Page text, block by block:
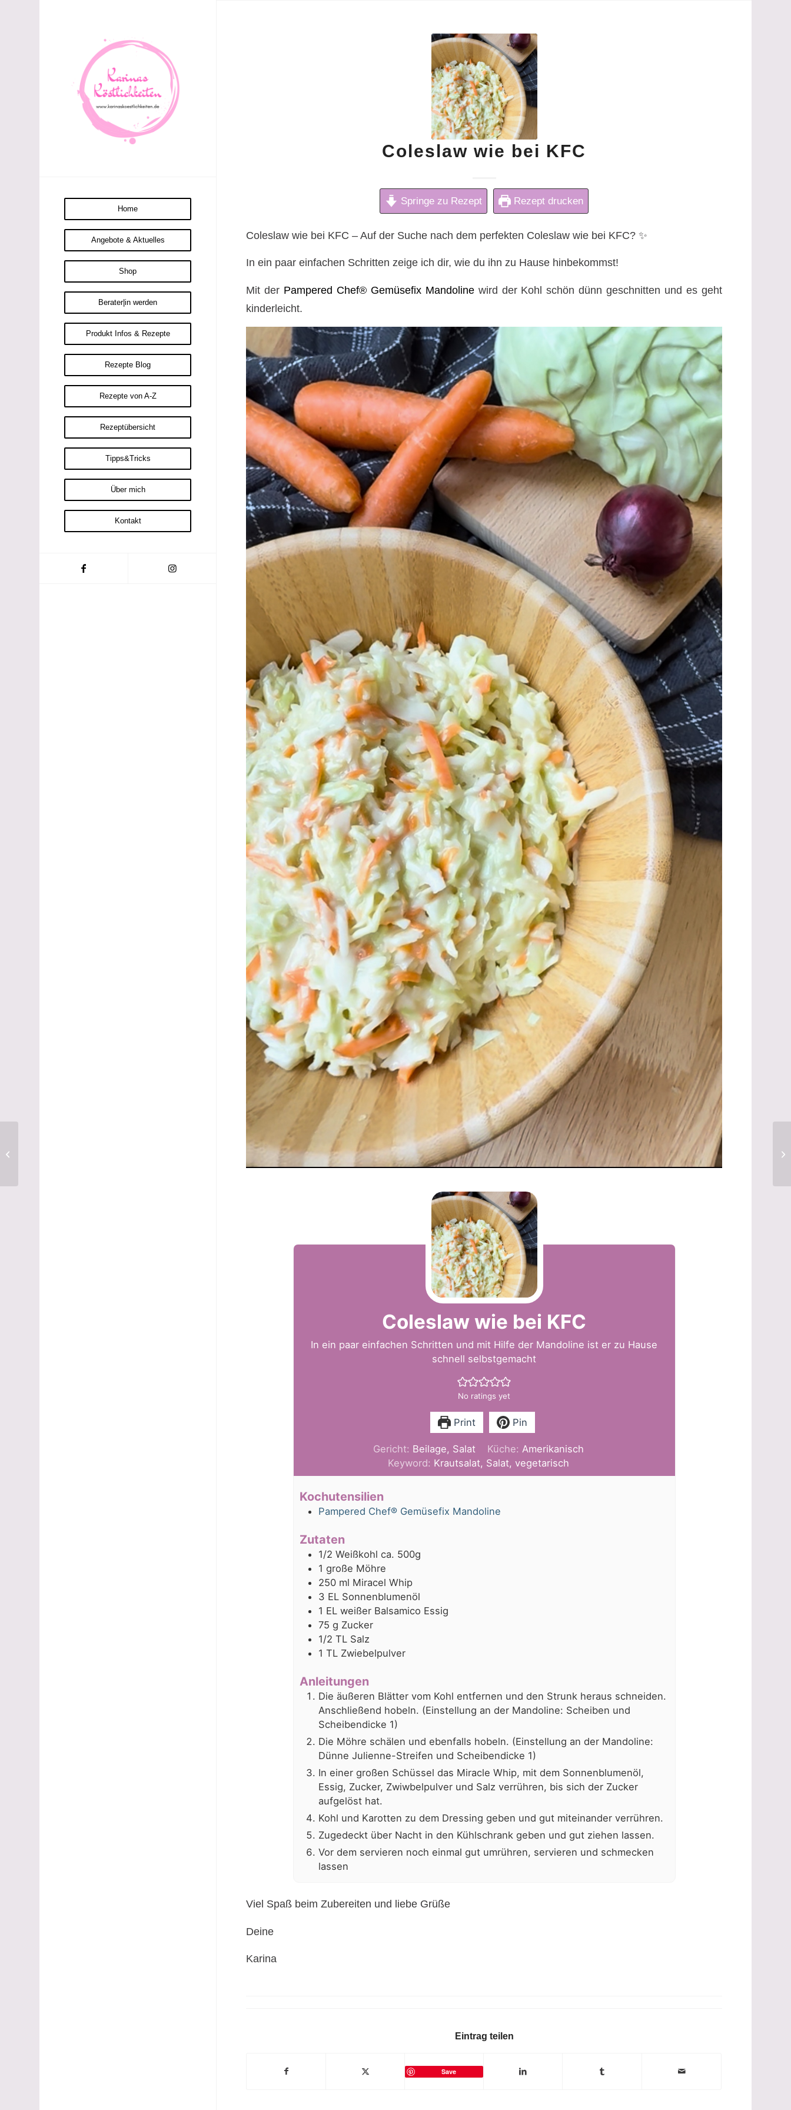
Home
Angebote & Aktuelles
Shop
Berater|in werden
Produkt Infos & Rezepte
Rezepte Blog
Rezepte von A-Z
Rezeptübersicht
Tipps&Tricks
Über mich
Kontakt
Coleslaw wie bei KFC
Springe zu Rezept Rezept drucken
Coleslaw wie bei KFC – Auf der Suche nach dem perfekten Coleslaw wie bei KFC?✨
In ein paar einfachen Schritten zeige ich dir, wie du ihn zu Hause hinbekommst!
Mit der Pampered Chef® Gemüsefix Mandolinewird der Kohl schön dünn geschnitten und es geht
kinderleicht.
Coleslaw wie bei KFC
In ein paar einfachen Schritten und mit Hilfe der Mandoline ist er zu Hause
schnell selbstgemacht
No ratings yet
Print Pin
Gericht: Beilage, Salat Küche: Amerikanisch
Keyword: Krautsalat, Salat, vegetarisch
Kochutensilien
Pampered Chef® Gemüsefix Mandoline
Zutaten
1/2 Weißkohl ca. 500g
1 große Möhre
250 ml Miracel Whip
3 EL Sonnenblumenöl
1 EL weißer Balsamico Essig
75 g Zucker
1/2 TL Salz
1 TL Zwiebelpulver
Anleitungen
Die äußeren Blätter vom Kohl entfernen und den Strunk heraus schneiden.
Anschließend hobeln. (Einstellung an der Mandoline: Scheiben und
Scheibendicke 1)
Die Möhre schälen und ebenfalls hobeln. (Einstellung an der Mandoline:
Dünne Julienne-Streifen und Scheibendicke 1)
In einer großen Schüssel das Miracle Whip, mit dem Sonnenblumenöl,
Essig, Zucker, Zwiwbelpulver und Salz verrühren, bis sich der Zucker
aufgelöst hat.
Kohl und Karotten zu dem Dressing geben und gut miteinander verrühren.
Zugedeckt über Nacht in den Kühlschrank geben und gut ziehen lassen.
Vor dem servieren noch einmal gut umrühren, servieren und schmecken
lassen
Viel Spaß beim Zubereiten und liebe Grüße
Deine
Karina
Eintrag teilen
Save